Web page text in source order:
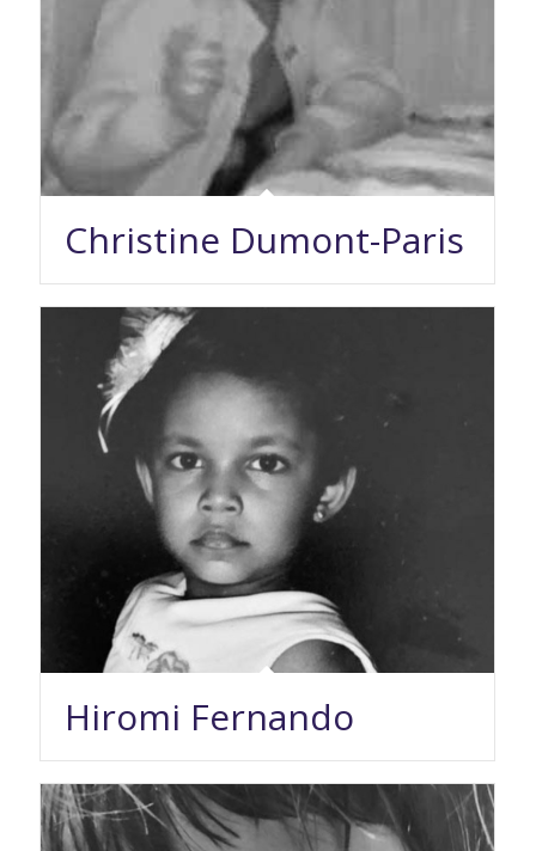
Christine Dumont-Paris
Hiromi Fernando